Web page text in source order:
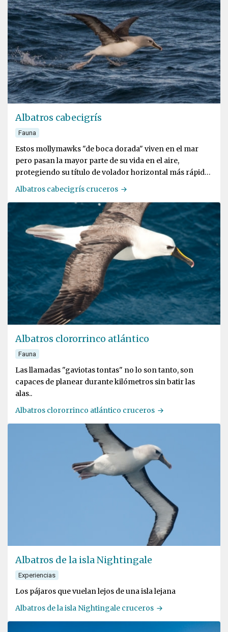
Albatros cabecigrís
Fauna
Estos mollymawks "de boca dorada" viven en el mar
pero pasan la mayor parte de su vida en el aire,
protegiendo su título de volador horizontal más rápido
del mundo
Albatros cabecigrís cruceros
Albatros clororrinco atlántico
Fauna
Las llamadas "gaviotas tontas" no lo son tanto, son
capaces de planear durante kilómetros sin batir las
alas..
Albatros clororrinco atlántico cruceros
Albatros de la isla Nightingale
Experiencias
Los pájaros que vuelan lejos de una isla lejana
Albatros de la isla Nightingale cruceros